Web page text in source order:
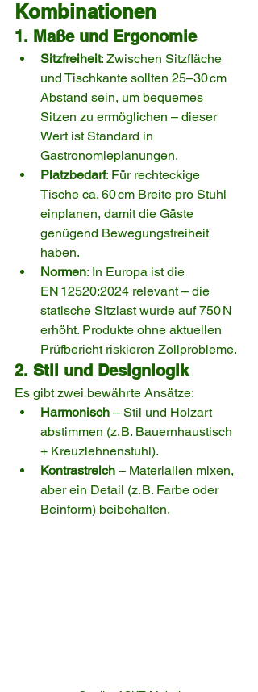
Kombinationen
1. Maße und Ergonomie
Sitzfreiheit: Zwischen Sitzfläche
und Tischkante sollten 25–30 cm
Abstand sein, um bequemes
Sitzen zu ermöglichen – dieser
Wert ist Standard in
Gastronomieplanungen.
Platzbedarf: Für rechteckige
Tische ca. 60 cm Breite pro Stuhl
einplanen, damit die Gäste
genügend Bewegungsfreiheit
haben.
Normen: In Europa ist die
EN 12520:2024 relevant – die
statische Sitzlast wurde auf 750 N
erhöht. Produkte ohne aktuellen
Prüfbericht riskieren Zollprobleme.
2. Stil und Designlogik
Es gibt zwei bewährte Ansätze:
Harmonisch – Stil und Holzart
abstimmen (z. B. Bauernhaustisch
+ Kreuzlehnenstuhl).
Kontrastreich – Materialien mixen,
aber ein Detail (z. B. Farbe oder
Beinform) beibehalten.